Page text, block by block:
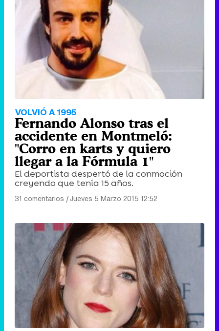
VOLVIÓ A 1995
Fernando Alonso tras el
accidente en Montmeló:
"Corro en karts y quiero
llegar a la Fórmula 1"
El deportista despertó de la conmoción
creyendo que tenía 15 años.
31 comentarios |Jueves 5 Marzo 2015 12:52